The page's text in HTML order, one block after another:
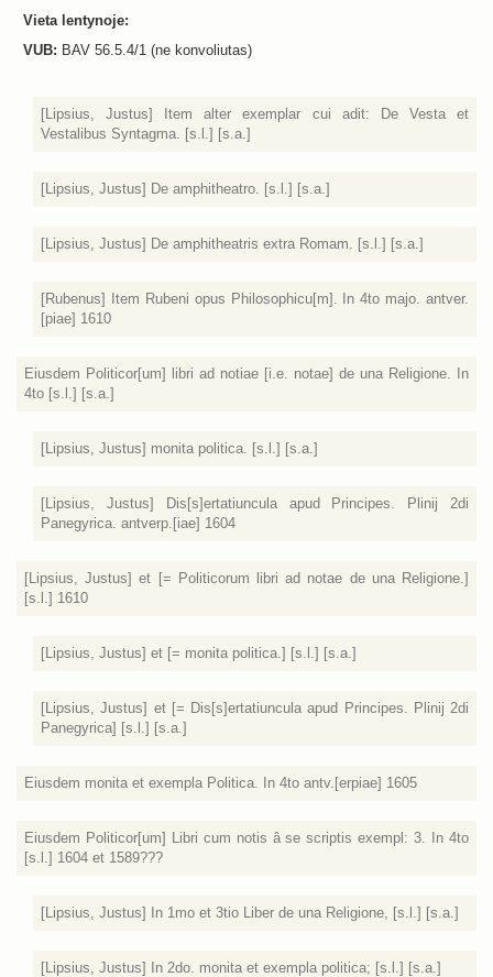
Vieta lentynoje:
VUB: BAV 56.5.4/1 (ne konvoliutas)
[Lipsius, Justus] Item alter exemplar cui adit: De Vesta et
Vestalibus Syntagma. [s.l.] [s.a.]
[Lipsius, Justus] De amphitheatro. [s.l.] [s.a.]
[Lipsius, Justus] De amphitheatris extra Romam. [s.l.] [s.a.]
[Rubenus] Item Rubeni opus Philosophicu[m]. In 4to majo. antver.
[piae] 1610
Eiusdem Politicor[um] libri ad notiae [i.e. notae] de una Religione. In
4to [s.l.] [s.a.]
[Lipsius, Justus] monita politica. [s.l.] [s.a.]
[Lipsius, Justus] Dis[s]ertatiuncula apud Principes. Plinij 2di
Panegyrica. antverp.[iae] 1604
[Lipsius, Justus] et [= Politicorum libri ad notae de una Religione.]
[s.l.] 1610
[Lipsius, Justus] et [= monita politica.] [s.l.] [s.a.]
[Lipsius, Justus] et [= Dis[s]ertatiuncula apud Principes. Plinij 2di
Panegyrica] [s.l.] [s.a.]
Eiusdem monita et exempla Politica. In 4to antv.[erpiae] 1605
Eiusdem Politicor[um] Libri cum notis â se scriptis exempl: 3. In 4to
[s.l.] 1604 et 1589???
[Lipsius, Justus] In 1mo et 3tio Liber de una Religione, [s.l.] [s.a.]
[Lipsius, Justus] In 2do. monita et exempla politica; [s.l.] [s.a.]